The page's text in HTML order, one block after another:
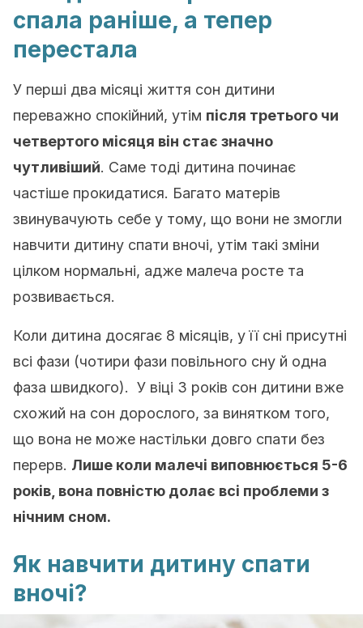
спала раніше, а тепер
перестала
У перші два місяці життя сон дитини
переважно спокійний, утім після третього чи
четвертого місяця він стає значно
чутливіший. Саме тоді дитина починає
частіше прокидатися. Багато матерів
звинувачують себе у тому, що вони не змогли
навчити дитину спати вночі, утім такі зміни
цілком нормальні, адже малеча росте та
розвивається.
Коли дитина досягає 8 місяців, у її сні присутні
всі фази (чотири фази повільного сну й одна
фаза швидкого). У віці 3 років сон дитини вже
схожий на сон дорослого, за винятком того,
що вона не може настільки довго спати без
перерв. Лише коли малечі виповнюється 5-6
років, вона повністю долає всі проблеми з
нічним сном.
Як навчити дитину спати
вночі?